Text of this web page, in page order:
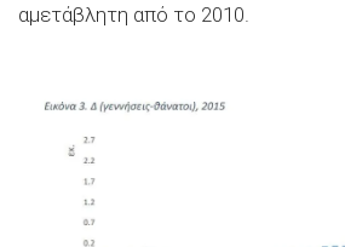
αμετάβλητη από το 2010.